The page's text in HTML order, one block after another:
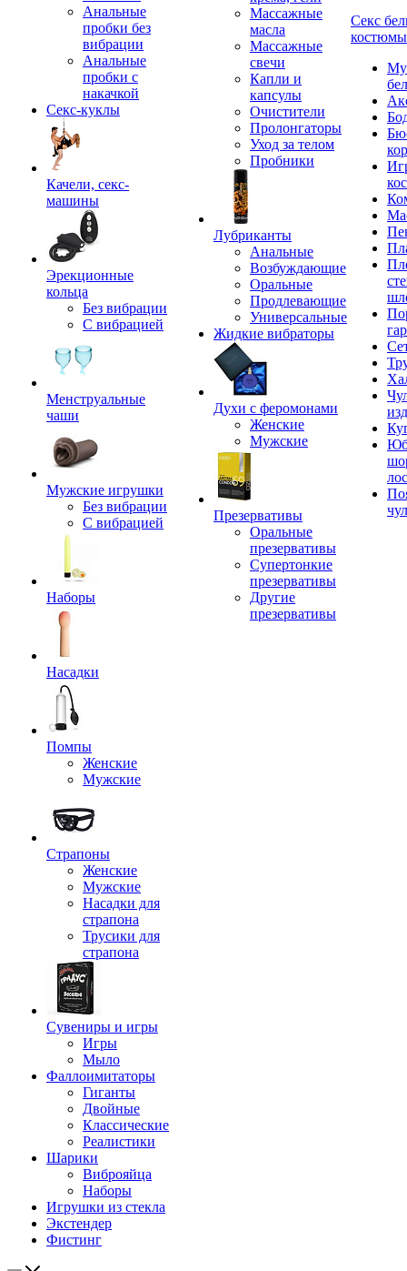
Анальные
пробки без
вибрации
Анальные
пробки с
накачкой
Секс-куклы
Качели, секс-
машины
Эрекционные
кольца
Без вибрации
С вибрацией
Менструальные
чаши
Мужские игрушки
Без вибрации
С вибрацией
Наборы
Насадки
Помпы
Женские
Мужские
Страпоны
Женские
Мужские
Насадки для
страпона
Трусики для
страпона
Сувениры и игры
Игры
Мыло
Фаллоимитаторы
Гиганты
Двойные
Классические
Реалистики
Шарики
Виброяйца
Наборы
Игрушки из стекла
Экстендер
Фистинг
Массажные
масла
Массажные
свечи
Капли и
капсулы
Очистители
Пролонгаторы
Уход за телом
Пробники
Лубриканты
Анальные
Возбуждающие
Оральные
Продлевающие
Универсальные
Жидкие вибраторы
Духи с феромонами
Женские
Мужские
Презервативы
Оральные
презервативы
Супертонкие
презервативы
Другие
презервативы
Секс
костюмы